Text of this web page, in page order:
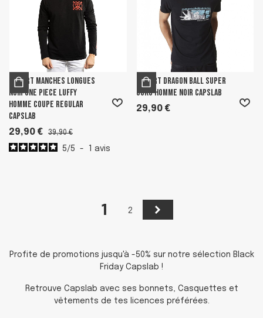
T-shirt Manches Longues
Noir One Piece Luffy
homme coupe Regular
Capslab
29,90 € 39,90 €
5/5 - avis
T-shirt Dragon Ball Super
Goku Homme Noir Capslab
29,90 €
1 2 Suivant
Profite de promotions jusqu'à -50% sur notre sélection Black
Friday Capslab !
Retrouve Capslab avec ses bonnets, Casquettes et
vêtements de tes licences préférées.